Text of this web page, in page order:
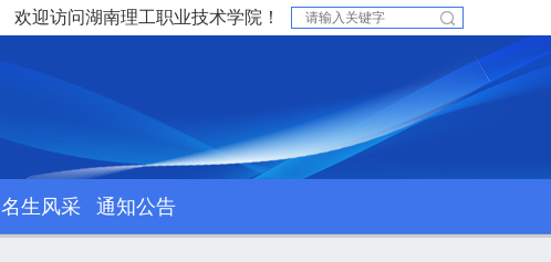
欢迎访问湖南理工职业技术学院！
名生风采 通知公告